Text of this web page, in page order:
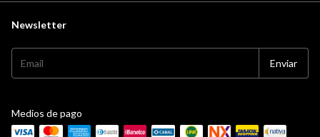
Newsletter
Medios de pago